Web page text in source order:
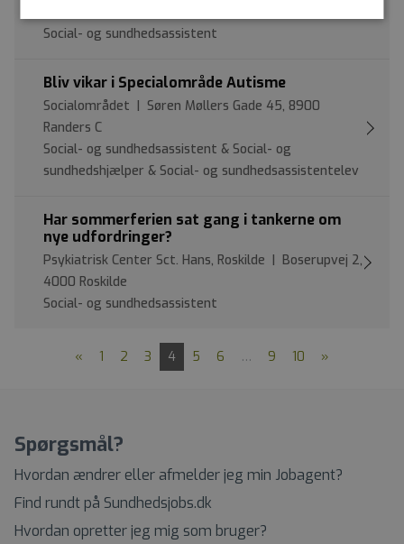
Social- og sundhedsassistent
Bliv vikar i Specialområde Autisme
Socialområdet | Søren Møllers Gade 45, 8900
Randers C
Social- og sundhedsassistent & Social- og
sundhedshjælper & Social- og sundhedsassistentelev
Har sommerferien sat gang i tankerne om
nye udfordringer?
Psykiatrisk Center Sct. Hans, Roskilde | Boserupvej 2,
4000 Roskilde
Social- og sundhedsassistent
« 1 2 3 4 5 6 … 9 10 »
Spørgsmål?
Hvordan ændrer eller afmelder jeg min Jobagent?
Find rundt på Sundhedsjobs.dk
Hvordan opretter jeg mig som bruger?